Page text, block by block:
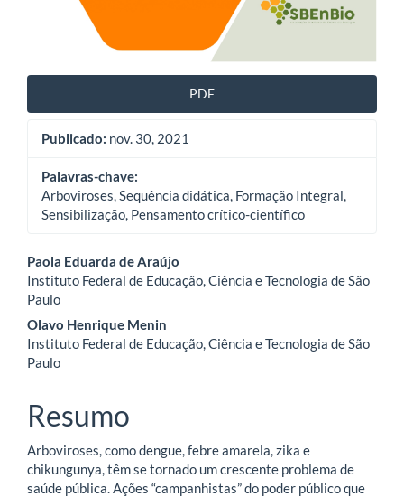
PDF
Publicado: nov. 30, 2021
Palavras-chave:
Arboviroses, Sequência didática, Formação Integral,
Sensibilização, Pensamento crítico-científico
Conteúdo
do
artigo
principal
Paola Eduarda de Araújo
Instituto Federal de Educação, Ciência e Tecnologia de São
Paulo
Olavo Henrique Menin
Instituto Federal de Educação, Ciência e Tecnologia de São
Paulo
Resumo
Arboviroses, como dengue, febre amarela, zika e
chikungunya, têm se tornado um crescente problema de
saúde pública. Ações “campanhistas” do poder público que